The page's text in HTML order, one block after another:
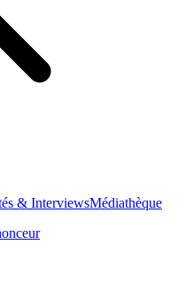
& InterviewsMédiathèque